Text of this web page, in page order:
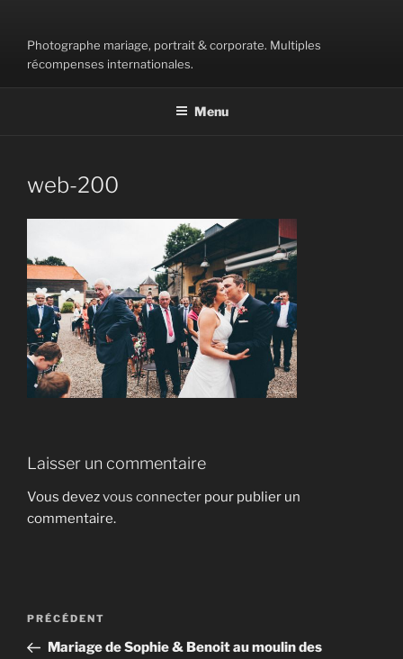
contenuPhotographe mariage, portrait & corporate. Multiples
récompenses internationales.
Menu
web-200
Laisser un commentaire
Vous devezvous connecter pour publier un
commentaire.
Navigation
Article
précédent
PRÉCÉDENT
Mariage de Sophie & Benoit au moulin des